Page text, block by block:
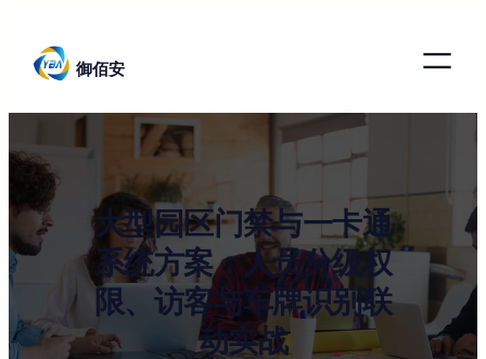
御佰安
大型园区门禁与一卡通
系统方案：人员分级权
限、访客与车牌识别联
动实战